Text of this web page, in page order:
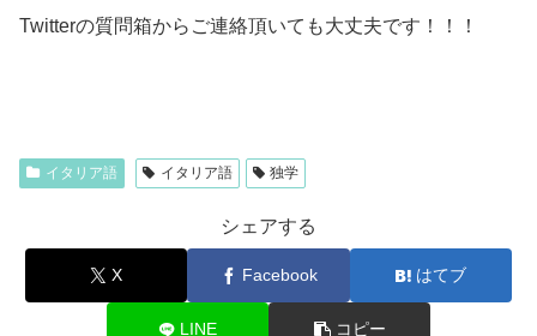
Twitterの質問箱からご連絡頂いても大丈夫です！！！
イタリア語 イタリア語 独学
シェアする
X Facebook はてブ
LINE コピー